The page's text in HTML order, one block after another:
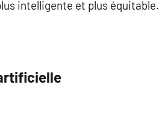
intelligente et plus équitable.